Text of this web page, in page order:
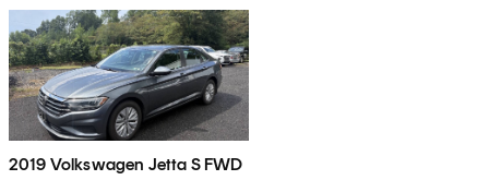
2019 Volkswagen Jetta S FWD